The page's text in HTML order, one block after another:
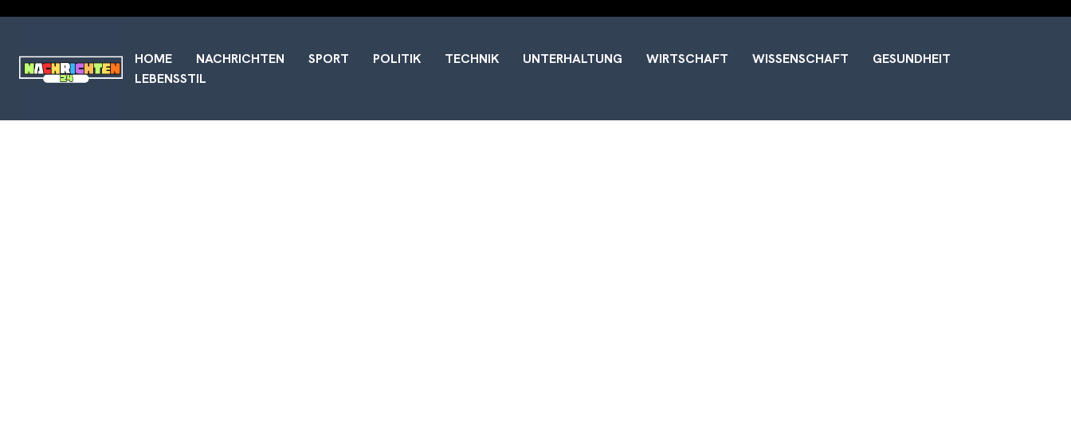
HOME NACHRICHTEN SPORT POLITIK TECHNIK UNTERHALTUNG WIRTSCHAFT WISSENSCHAFT
GESUNDHEIT
LEBENSSTIL